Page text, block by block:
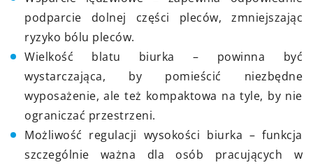
podparcie dolnej części pleców, zmniejszając
ryzyko bólu pleców.
Wielkość blatu biurka – powinna być
wystarczająca, by pomieścić niezbędne
wyposażenie, ale też kompaktowa na tyle, by nie
ograniczać przestrzeni.
Możliwość regulacji wysokości biurka – funkcja
szczególnie ważna dla osób pracujących w